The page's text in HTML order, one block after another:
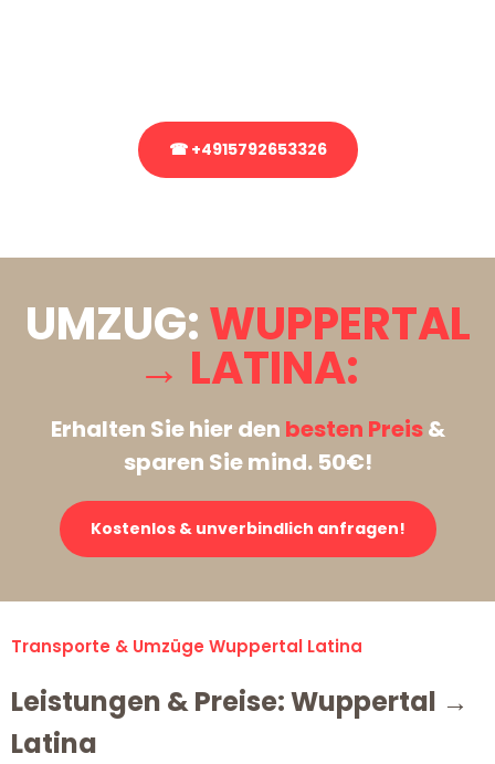
☎ +4915792653326
UMZUG:WUPPERTAL
→ LATINA:
Erhalten Sie hier den besten Preis&
sparen Sie mind. 50€!
Kostenlos & unverbindlich anfragen!
Transporte & Umzüge Wuppertal Latina
Leistungen & Preise: Wuppertal →
Latina